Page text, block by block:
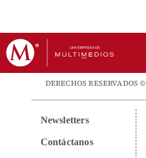
DERECHOS RESERVADOS
Newsletters
Contáctanos